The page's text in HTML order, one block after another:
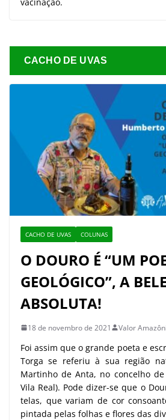
CACHO DE UVAS
CACHO DE UVAS COLUNAS
O DOURO É “UM
GEOLÓGICO”, A
ABSOLUTA!
18 de novembro de 2021 Valor
Foi assim que o grande poeta e
Torga se referiu à sua região
Martinho de Anta, no concelho
Vila Real). Pode dizer-se que o
telas, que variam de cor
pintada pelas folhas e flores das